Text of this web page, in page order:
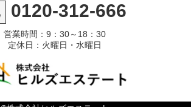
0120-312-666
営業時間：9：30～18：30
定休日：火曜日・水曜日